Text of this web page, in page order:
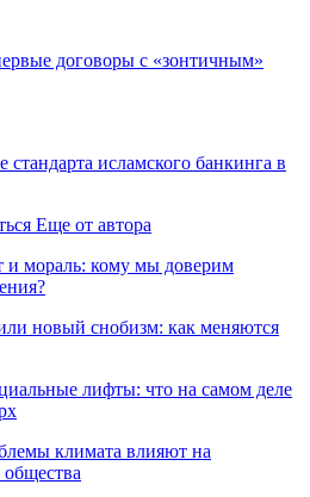
договоры с «зонтичным»
исламского банкинга в
Еще от автора
и мораль: кому мы доверим
новый снобизм: как меняются
лифты: что на самом деле
климата влияют на
общества